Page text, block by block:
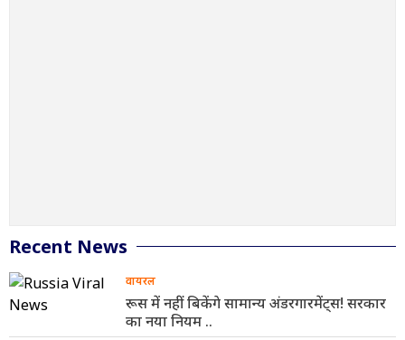
Recent News
वायरल
रूस में नहीं बिकेंगे सामान्य अंडरगारमेंट्स! सरकार
का नया नियम ..